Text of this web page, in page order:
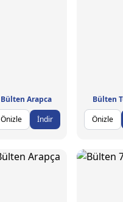
Bülten Arapca
Önizle
İndir
Bülten
Önizle